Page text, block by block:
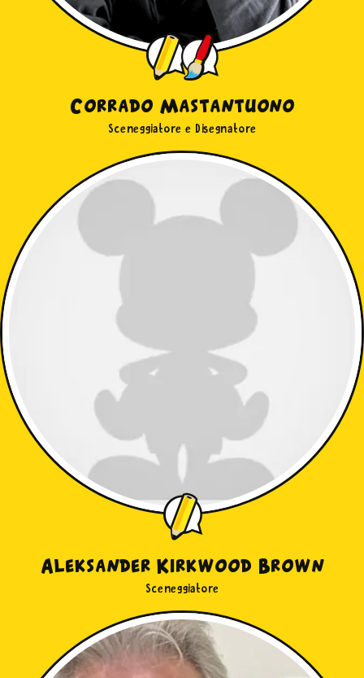
Corrado Mastantuono
Sceneggiatore e Disegnatore
Aleksander Kirkwood Brown
Sceneggiatore